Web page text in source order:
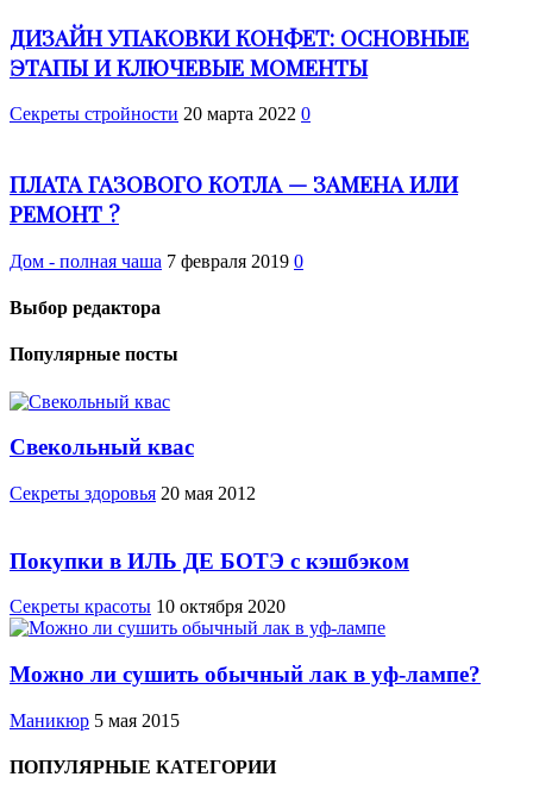
ДИЗАЙН УПАКОВКИ КОНФЕТ: ОСНОВНЫЕ
ЭТАПЫ И КЛЮЧЕВЫЕ МОМЕНТЫ
Секреты стройности 20 марта 2022 0
ПЛАТА ГАЗОВОГО КОТЛА — ЗАМЕНА ИЛИ
РЕМОНТ ?
Дом - полная чаша 7 февраля 2019 0
Выбор редактора
Популярные посты
Свекольный квас
Cекреты здоровья 20 мая 2012
Покупки в ИЛЬ ДЕ БОТЭ с кэшбэком
Секреты красоты 10 октября 2020
Можно ли сушить обычный лак в уф-лампе?
Маникюр 5 мая 2015
ПОПУЛЯРНЫЕ КАТЕГОРИИ